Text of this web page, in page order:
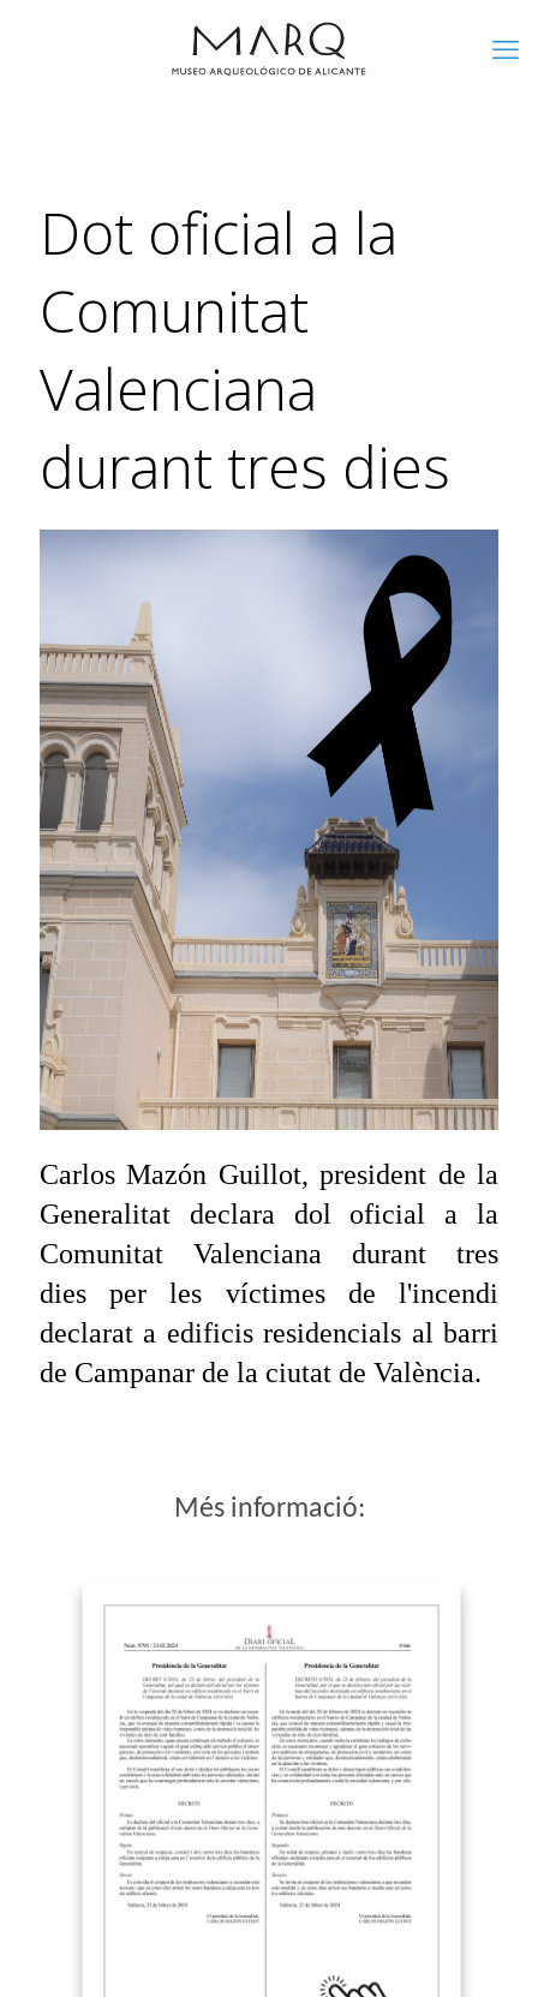
Dot oficial a la
Comunitat
Valenciana
durant tres dies
Carlos Mazón Guillot, president de la
Generalitat declara dol oficial a la
Comunitat Valenciana durant tres
diesper les víctimes de l'incendi
declarat a edificis residencials al barri
de Campanar de la ciutat de València.
Més informació: